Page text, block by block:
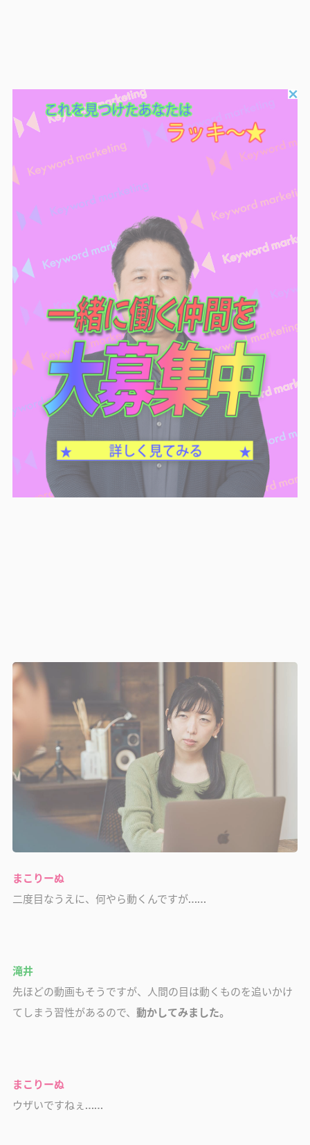
まこりーぬ
二度目なうえに、何やら動くんですが……
滝井
先ほどの動画もそうですが、人間の目は動くものを追いかけ
てしまう習性があるので、 動かしてみました。
まこりーぬ
ウザいですねぇ……